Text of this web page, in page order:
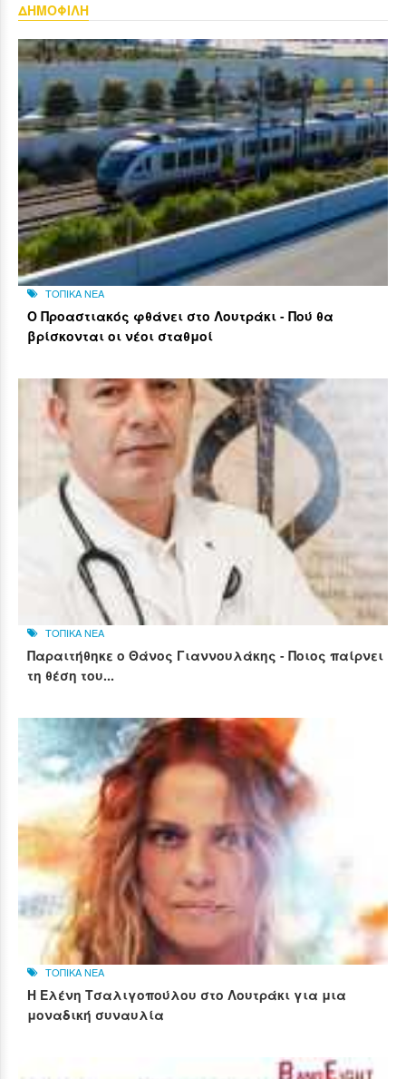
ΔΗΜΟΦΙΛΗ
ΤΟΠΙΚΑ ΝΕΑ
Ο Προαστιακός φθάνει στο Λουτράκι - Πού θα
βρίσκονται οι νέοι σταθμοί
ΤΟΠΙΚΑ ΝΕΑ
Παραιτήθηκε ο Θάνος Γιαννουλάκης - Ποιος παίρνει
τη θέση του...
ΤΟΠΙΚΑ ΝΕΑ
Η Ελένη Τσαλιγοπούλου στο Λουτράκι για μια
μοναδική συναυλία